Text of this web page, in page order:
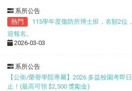
系所公告
熱門
115學年度傷防所博士班，名額2位
迎報名。
2026-03-03
系所公告
【公衛/榮譽學院專屬】2026 多益校園考即
止！(最高可領 $2,500 獎勵金)